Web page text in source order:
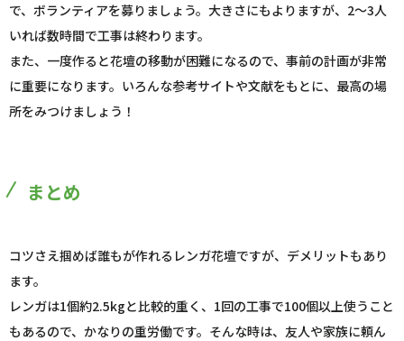
で、ボランティアを募りましょう。大きさにもよりますが、2～3人
いれば数時間で工事は終わります。
また、一度作ると花壇の移動が困難になるので、事前の計画が非常
に重要になります。いろんな参考サイトや文献をもとに、最高の場
所をみつけましょう！
まとめ
コツさえ掴めば誰もが作れるレンガ花壇ですが、デメリットもあり
ます。
レンガは1個約2.5kgと比較的重く、1回の工事で100個以上使うこと
もあるので、かなりの重労働です。そんな時は、友人や家族に頼ん